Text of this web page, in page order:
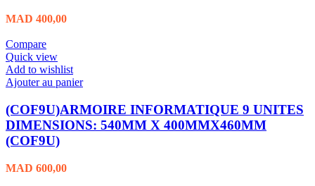
MAD 400,00
Compare
Quick view
Add to wishlist
Ajouter au panier
(COF9U)ARMOIRE INFORMATIQUE 9 UNITES
DIMENSIONS: 540MM X 400MMX460MM
(COF9U)
MAD 600,00